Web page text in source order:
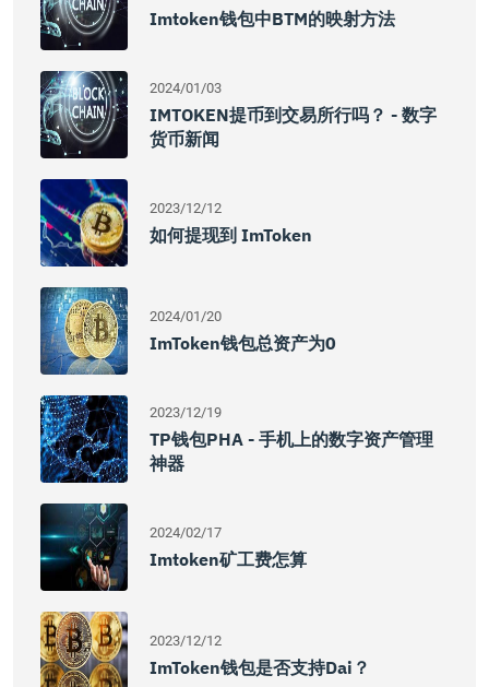
Imtoken钱包中BTM的映射方法
2024/01/03
IMTOKEN提币到交易所行吗？ - 数字
货币新闻
2023/12/12
如何提现到 ImToken
2024/01/20
ImToken钱包总资产为0
2023/12/19
TP钱包PHA - 手机上的数字资产管理
神器
2024/02/17
Imtoken矿工费怎算
2023/12/12
ImToken钱包是否支持Dai？